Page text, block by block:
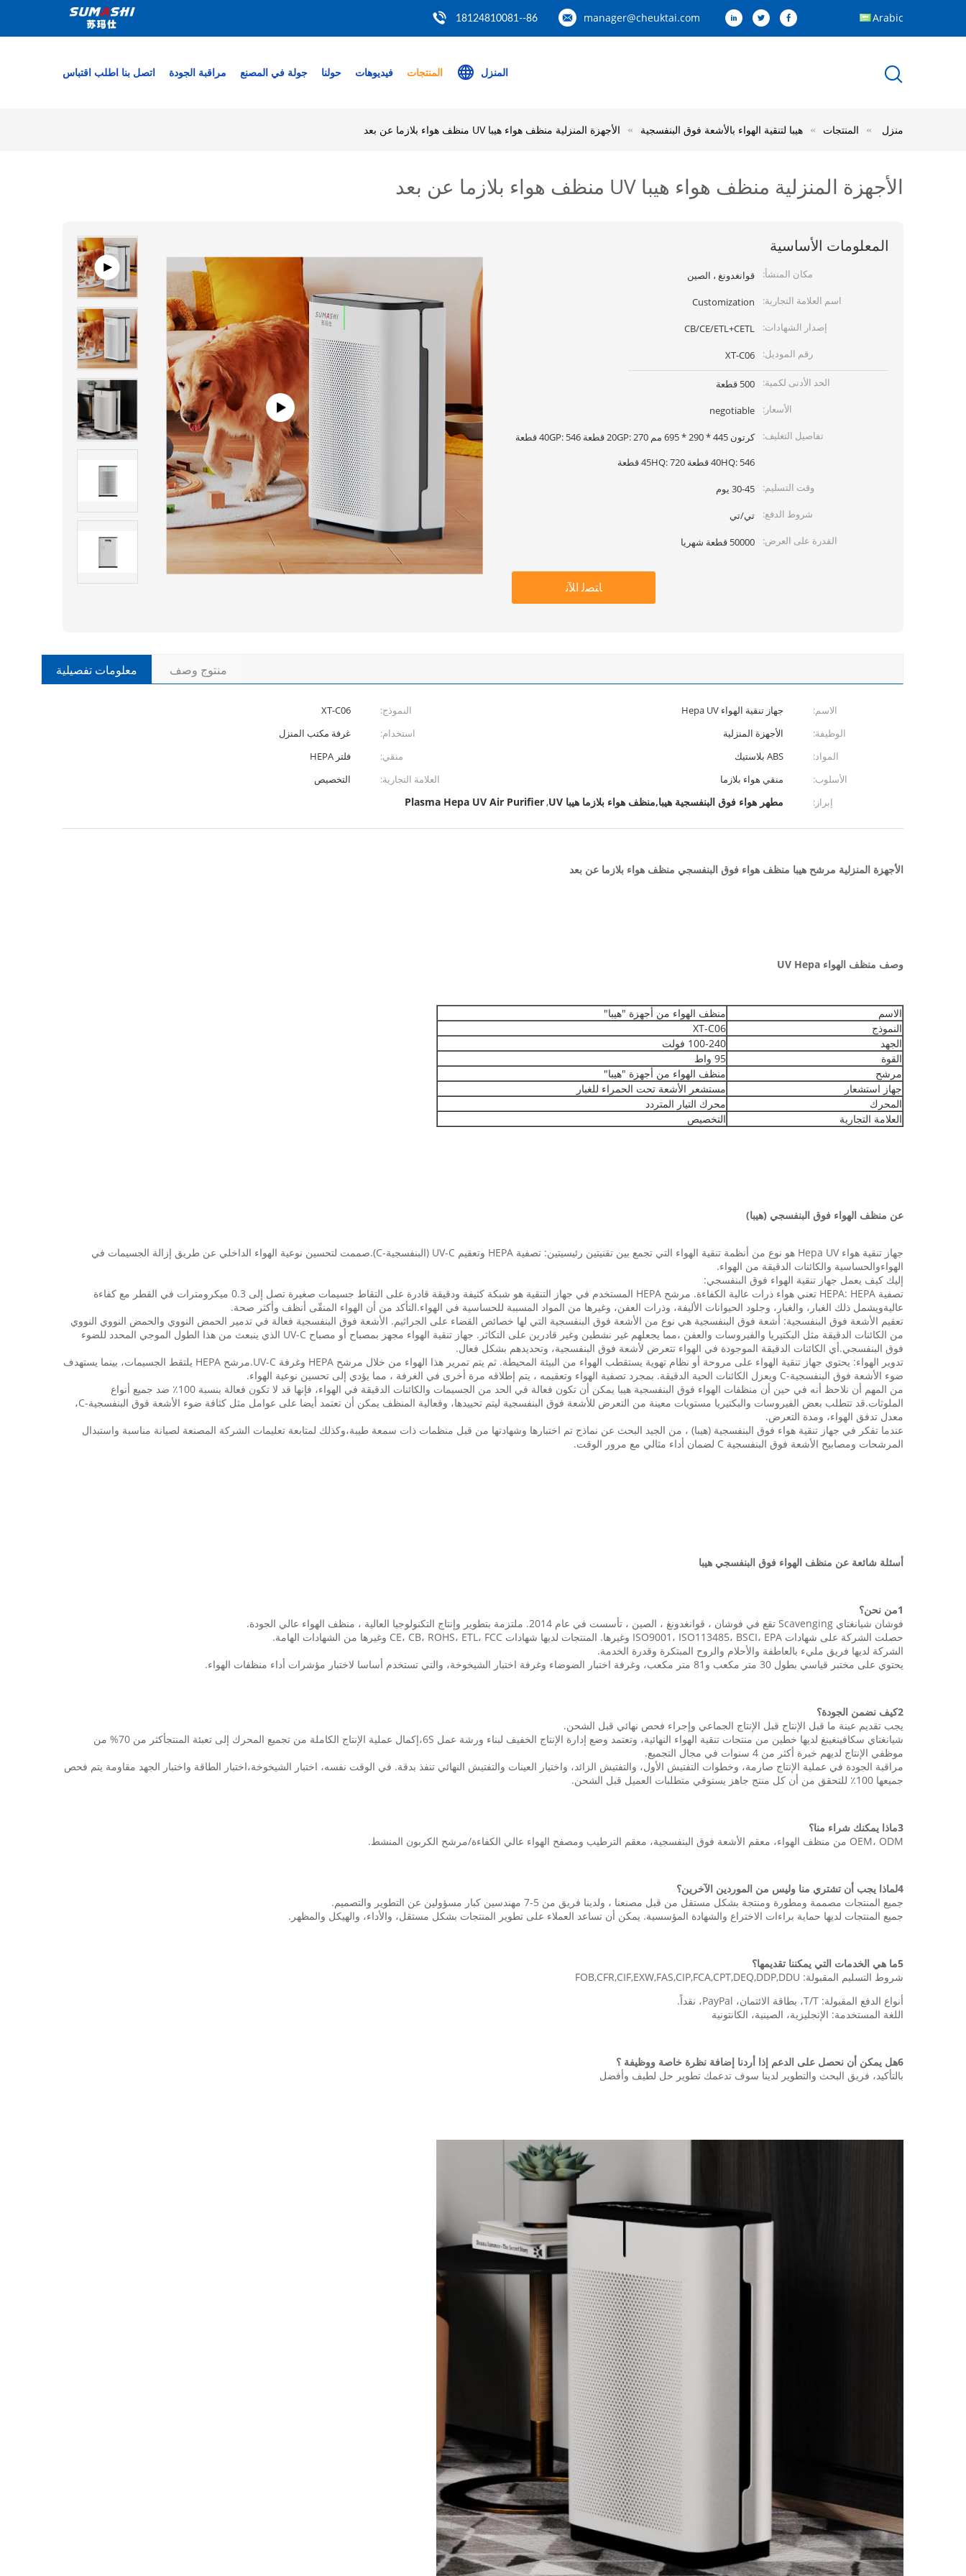
manager@cheuktai.com
86--18124810081 Arabic
المنزل المنتجات فيديوهات حولنا جولة في المصنع مراقبة الجودة اتصل بنا اطلب اقتباس
منزل المنتجات هيبا لتنقية الهواء بالأشعة فوق البنفسجية الأجهزة المنزلية منظف هواء هيبا UV منظف هواء بلازما عن بعد
الأجهزة المنزلية منظف هواء هيبا UV منظف هواء بلازما عن بعد
المعلومات الأساسية
مكان المنشأ:
قوانغدونغ ، الصين
اسم العلامة التجارية:
Customization
إصدار الشهادات:
CB/CE/ETL+CETL
رقم الموديل:
XT-C06
الحد الأدنى لكمية:
500 قطعة
الأسعار:
negotiable
تفاصيل التغليف:
كرتون 445 * 290 * 695 مم 20GP: 270 قطعة 40GP: 546 قطعة
40HQ: 546 قطعة 45HQ: 720 قطعة
وقت التسليم:
30-45 يوم
شروط الدفع:
تي/تي
القدرة على العرض:
50000 قطعة شهريا
ﺎﺘﺼﻟ ﺍﻶﻧ
معلومات تفصيلية منتوج وصف
الاسم: جهاز تنقية الهواء Hepa UV النموذج:
XT-C06
الوظيفة:
الأجهزة المنزلية استخدام:
غرفة مكتب المنزل
المواد:
ABS بلاستيك منقي:
فلتر HEPA
الأسلوب:
منقي هواء بلازما العلامة التجارية:
التخصيص
إبراز:
مطهر هواء فوق البنفسجية هيبا,منظف هواء بلازما هيبا UV ,
Plasma Hepa UV Air Purifier
الأجهزة المنزلية مرشح هيبا منظف هواء فوق البنفسجي منظف هواء بلازما عن بعد
وصف منظف الهواء UV Hepa
الاسم
منظف الهواء من أجهزة "هيبا"
النموذج
XT-C06
الجهد
100-240 فولت
القوة
95 واط
مرشح
منظف الهواء من أجهزة "هيبا"
جهاز استشعار
مستشعر الأشعة تحت الحمراء للغبار
المحرك
محرك التيار المتردد
العلامة التجارية
التخصيص
عن منظف الهواء فوق البنفسجي (هيبا)
جهاز تنقية هواء Hepa UV هو نوع من أنظمة تنقية الهواء التي تجمع بين تقنيتين رئيسيتين: تصفية HEPA وتعقيم UV-C (البنفسجية-C).صممت لتحسين نوعية الهواء الداخلي عن طريق إزالة الجسيمات في
الهواءوالحساسية والكائنات الدقيقة من الهواء.
إليك كيف يعمل جهاز تنقية الهواء فوق البنفسجي:
تصفية HEPA: HEPA تعني هواء ذرات عالية الكفاءة. مرشح HEPA المستخدم في جهاز التنقية هو شبكة كثيفة ودقيقة قادرة على التقاط جسيمات صغيرة تصل إلى 0.3 ميكرومترات في القطر مع كفاءة
عاليةويشمل ذلك الغبار، والغبار، وجلود الحيوانات الأليفة، وذرات العفن، وغيرها من المواد المسببة للحساسية في الهواء.التأكد من أن الهواء المنقّى أنظف وأكثر صحة.
تعقيم الأشعة فوق البنفسجية: أشعة فوق البنفسجية هي نوع من الأشعة فوق البنفسجية التي لها خصائص القضاء على الجراثيم. الأشعة فوق البنفسجية فعالة في تدمير الحمض النووي والحمض النووي النووي
من الكائنات الدقيقة مثل البكتيريا والفيروسات والعفن ،مما يجعلهم غير نشطين وغير قادرين على التكاثر. جهاز تنقية الهواء مجهز بمصباح أو مصباح UV-C الذي ينبعث من هذا الطول الموجي المحدد للضوء
فوق البنفسجي.أي الكائنات الدقيقة الموجودة في الهواء تتعرض لأشعة فوق البنفسجية، وتحديدهم بشكل فعال.
تدوير الهواء: يحتوي جهاز تنقية الهواء على مروحة أو نظام تهوية يستقطب الهواء من البيئة المحيطة. ثم يتم تمرير هذا الهواء من خلال مرشح HEPA وغرفة UV-C.مرشح HEPA يلتقط الجسيمات، بينما يستهدف
ضوء الأشعة فوق البنفسجية-C ويعزل الكائنات الحية الدقيقة. بمجرد تصفية الهواء وتعقيمه ، يتم إطلاقه مرة أخرى في الغرفة ، مما يؤدي إلى تحسين نوعية الهواء.
من المهم أن نلاحظ أنه في حين أن منظفات الهواء فوق البنفسجية هيبا يمكن أن تكون فعالة في الحد من الجسيمات والكائنات الدقيقة في الهواء، فإنها قد لا تكون فعالة بنسبة 100٪ ضد جميع أنواع
الملوثات.قد تتطلب بعض الفيروسات والبكتيريا مستويات معينة من التعرض للأشعة فوق البنفسجية ليتم تحييدها، وفعالية المنظف يمكن أن تعتمد أيضا على عوامل مثل كثافة ضوء الأشعة فوق البنفسجية-C،
معدل تدفق الهواء، ومدة التعرض.
عندما تفكر في جهاز تنقية هواء فوق البنفسجية (هيبا) ، من الجيد البحث عن نماذج تم اختبارها وشهادتها من قبل منظمات ذات سمعة طيبة،وكذلك لمتابعة تعليمات الشركة المصنعة لصيانة مناسبة واستبدال
المرشحات ومصابيح الأشعة فوق البنفسجية C لضمان أداء مثالي مع مرور الوقت.
أسئلة شائعة عن منظف الهواء فوق البنفسجي هيبا
1من نحن؟
فوشان شيانغتاي Scavenging تقع في فوشان ، قوانغدونغ ، الصين ، تأسست في عام 2014. ملتزمة بتطوير وإنتاج التكنولوجيا العالية ، منظف الهواء عالي الجودة.
حصلت الشركة على شهادات ISO9001، ISO113485، BSCI، EPA وغيرها. المنتجات لديها شهادات CE، CB، ROHS، ETL، FCC وغيرها من الشهادات الهامة.
الشركة لديها فريق مليء بالعاطفة والأحلام والروح المبتكرة وقدرة الخدمة.
يحتوي على مختبر قياسي بطول 30 متر مكعب و81 متر مكعب، وغرفة اختبار الضوضاء وغرفة اختبار الشيخوخة، والتي تستخدم أساسا لاختبار مؤشرات أداء منظفات الهواء.
2كيف نضمن الجودة؟
يجب تقديم عينة ما قبل الإنتاج قبل الإنتاج الجماعي وإجراء فحص نهائي قبل الشحن.
شيانغتاي سكافينغينغ لديها خطين من منتجات تنقية الهواء النهائية، وتعتمد وضع إدارة الإنتاج الخفيف لبناء ورشة عمل 6S،إكمال عملية الإنتاج الكاملة من تجميع المحرك إلى تعبئة المنتجأكثر من 70% من
موظفي الإنتاج لديهم خبرة أكثر من 4 سنوات في مجال التجميع.
مراقبة الجودة في عملية الإنتاج صارمة، وخطوات التفتيش الأول، والتفتيش الزائد، واختيار العينات والتفتيش النهائي تنفذ بدقة. في الوقت نفسه، اختبار الشيخوخة،اختبار الطاقة واختبار الجهد مقاومة يتم فحص
جميعها 100٪ للتحقق من أن كل منتج جاهز يستوفي متطلبات العميل قبل الشحن.
3ماذا يمكنك شراء منا؟
OEM، ODM من منظف الهواء، معقم الأشعة فوق البنفسجية، معقم الترطيب ومصفح الهواء عالي الكفاءة/مرشح الكربون المنشط.
4لماذا يجب أن تشتري منا وليس من الموردين الآخرين؟
جميع المنتجات مصممة ومطورة ومنتجة بشكل مستقل من قبل مصنعنا ، ولدينا فريق من 5-7 مهندسين كبار مسؤولين عن التطوير والتصميم.
جميع المنتجات لديها حماية براءات الاختراع والشهادة المؤسسية. يمكن أن تساعد العملاء على تطوير المنتجات بشكل مستقل، والأداء، والهيكل والمظهر.
5ما هي الخدمات التي يمكننا تقديمها؟
شروط التسليم المقبولة: FOB,CFR,CIF,EXW,FAS,CIP,FCA,CPT,DEQ,DDP,DDU
أنواع الدفع المقبولة: T/T، بطاقة الائتمان، PayPal، نقداً.
اللغة المستخدمة: الإنجليزية، الصينية، الكانتونية
6هل يمكن أن نحصل على الدعم إذا أردنا إضافة نظرة خاصة ووظيفة ؟
بالتأكيد، فريق البحث والتطوير لدينا سوف تدعمك تطوير حل لطيف وأفضل